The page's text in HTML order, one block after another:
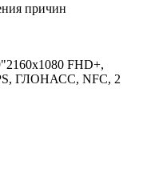
причин
FHD+,
ГЛОНАСС, NFC, 2